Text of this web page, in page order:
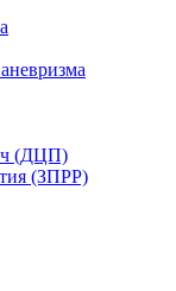
(ДЦП)
(ЗПРР)